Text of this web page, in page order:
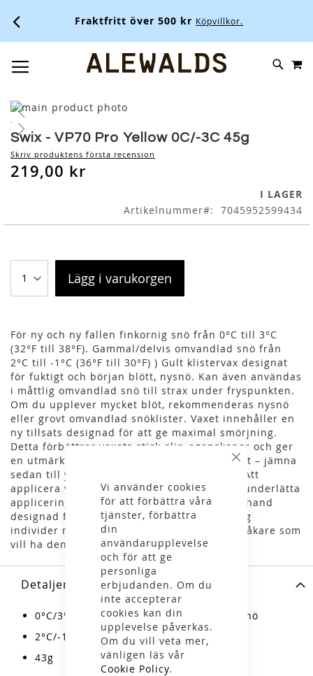
Stäng
Vi använder cookies
för att förbättra våra
tjänster, förbättra
din
användarupplevelse
och för att ge
personliga
erbjudanden. Om du
inte accepterar
cookies kan din
upplevelse påverkas.
Om du vill veta mer,
vänligen läs vår
Cookie Policy.
Fraktfritt över 500 kr Köpvillkor.
SKIP
Skip
to
the
end
of
the
Skip
to
the
beginning
of
Swix - VP70 Pro Yellow 0C/-3C 45g
Skriv produktens första recension
219,00 kr
I LAGER
Artikelnummer
7045952599434
Lägg i varukorgen
För ny och ny fallen finkornig snö från 0°C till 3°C
(32°F till 38°F). Gammal/delvis omvandlad snö från
2°C till -1°C (36°F till 30°F) ) Gult klistervax designat
för fuktigt och början blött, nysnö. Kan även användas
i måttlig omvandlad snö till strax under fryspunkten.
Om du upplever mycket blöt, rekommenderas nysnö
eller grovt omvandlad snöklister. Vaxet innehåller en
ny tillsats designad för att ge maximal smörjning.
Detta förbättrar vaxets stick-slip-egenskaper och ger
en utmärkt känsla. Applicera varje lager tunt – jämna
sedan till ytan med en syntetisk kork (T12). Att
applicera vaxet när det är kallt kommer att underlätta
appliceringsprocessen. VP-linjen är i första hand
designad för åkare och ambitiösa icke-racing
individer men kan också användas av fritidsåkare som
vill ha den optimala skidupplevelsen.
Detaljer
0°C/3°C För ny och ny fallen finkornig snö
2°C/-1°C Gammal/delvis omvandlad snö
43g